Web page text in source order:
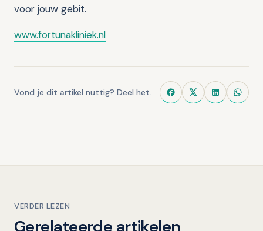
voor jouw gebit.
www.fortunakliniek.nl
Vond je dit artikel nuttig? Deel het.
VERDER LEZEN